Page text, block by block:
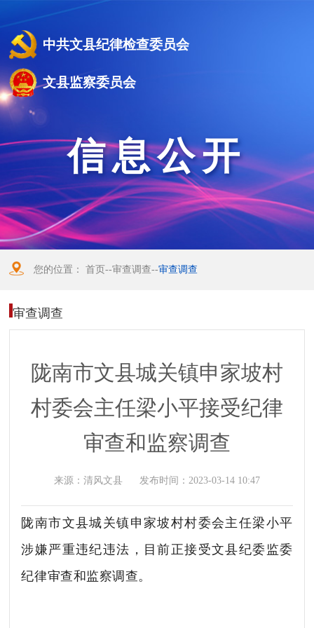
中共文县纪律检查委员会
文县监察委员会
信息公开
您的位置：首页--审查调查--审查调查
审查调查
陇南市文县城关镇申家坡村
村委会主任梁小平接受纪律
审查和监察调查
来源： 清风文县 发布时间： 2023-03-14 10:47
陇南市文县城关镇申家坡村村委会主任梁小平
涉嫌严重违纪违法，目前正接受文县纪委监委
纪律审查和监察调查。